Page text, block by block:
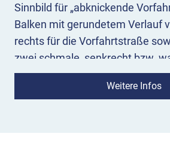
Sinnbild für „abknickende
Balken mit gerundetem Verlauf
rechts für die Vorfahrtstraße
zwei schmale, senkrecht bzw.
verlaufende Striche für die
Straßen in der Kreuzung.Weitere Infos